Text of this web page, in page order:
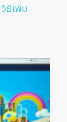
วิธีเพิ่ม